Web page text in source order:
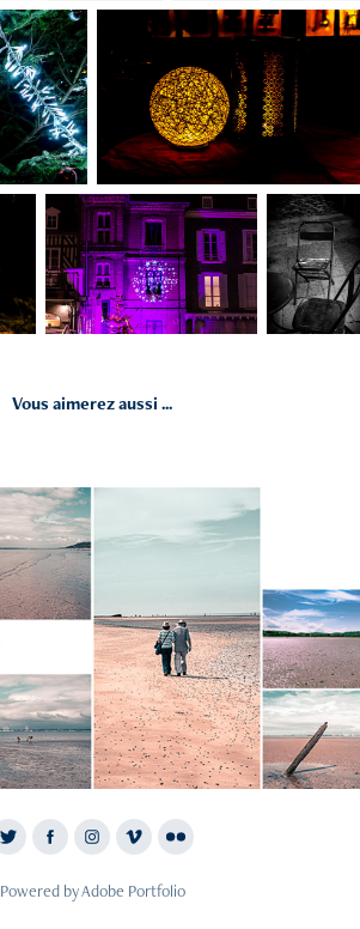
Vous aimerez aussi ...
2020
Face Au havre
Powered byAdobe Portfolio